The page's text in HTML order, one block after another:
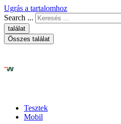
Ugrás a tartalomhoz
Search ...
találat
Összes találat
Tesztek
Mobil